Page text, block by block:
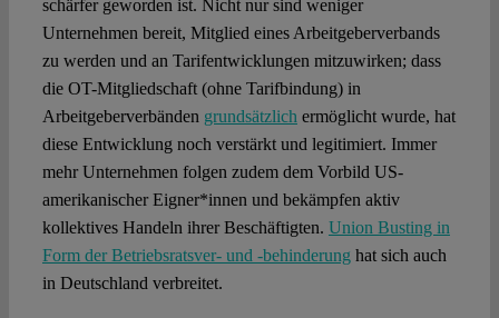
schärfer geworden ist. Nicht nur sind weniger
Unternehmen bereit, Mitglied eines Arbeitgeberverbands
zu werden und an Tarifentwick­lungen mitzuwirken; dass
die OT-Mitgliedschaft (ohne Tarifbindung) in
Arbeitgeberverbänden grundsätzlich ermöglicht wurde, hat
diese Entwicklung noch verstärkt und legitimiert. Immer
mehr Unternehmen folgen zudem dem Vorbild US-
amerikanischer Eigner*innen und bekämpfen aktiv
kollektives Handeln ihrer Beschäftigten. Union Busting in
Form der Betriebsratsver- und -behinderung hat sich auch
in Deutschland verbreitet.